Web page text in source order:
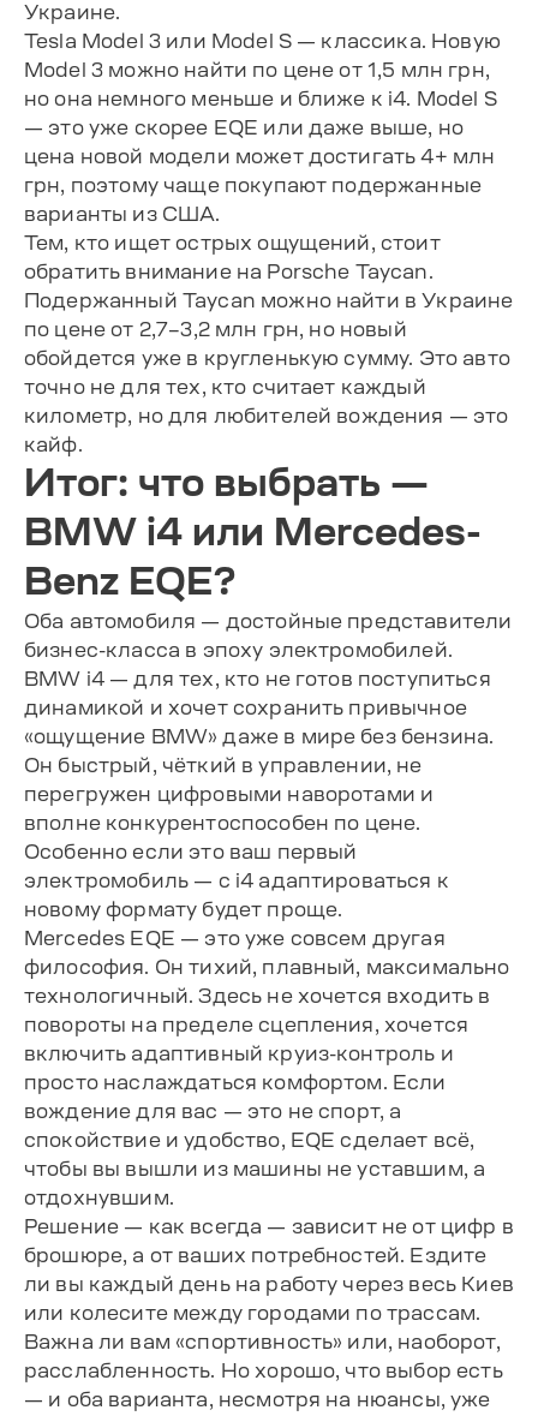
Украине.
Tesla Model 3 или Model S — классика. Новую
Model 3 можно найти по цене от 1,5 млн грн,
но она немного меньше и ближе к i4. Model S
— это уже скорее EQE или даже выше, но
цена новой модели может достигать 4+ млн
грн, поэтому чаще покупают подержанные
варианты из США.
Тем, кто ищет острых ощущений, стоит
обратить внимание на Porsche Taycan.
Подержанный Taycan можно найти в Украине
по цене от 2,7–3,2 млн грн, но новый
обойдется уже в кругленькую сумму. Это авто
точно не для тех, кто считает каждый
километр, но для любителей вождения — это
кайф.
Итог: что выбрать —
BMW i4 или Mercedes-
Benz EQE?
Оба автомобиля — достойные представители
бизнес-класса в эпоху электромобилей.
BMW i4 — для тех, кто не готов поступиться
динамикой и хочет сохранить привычное
«ощущение BMW» даже в мире без бензина.
Он быстрый, чёткий в управлении, не
перегружен цифровыми наворотами и
вполне конкурентоспособен по цене.
Особенно если это ваш первый
электромобиль — с i4 адаптироваться к
новому формату будет проще.
Mercedes EQE — это уже совсем другая
философия. Он тихий, плавный, максимально
технологичный. Здесь не хочется входить в
повороты на пределе сцепления, хочется
включить адаптивный круиз-контроль и
просто наслаждаться комфортом. Если
вождение для вас — это не спорт, а
спокойствие и удобство, EQE сделает всё,
чтобы вы вышли из машины не уставшим, а
отдохнувшим.
Решение — как всегда — зависит не от цифр в
брошюре, а от ваших потребностей. Ездите
ли вы каждый день на работу через весь Киев
или колесите между городами по трассам.
Важна ли вам «спортивность» или, наоборот,
расслабленность. Но хорошо, что выбор есть
— и оба варианта, несмотря на нюансы, уже